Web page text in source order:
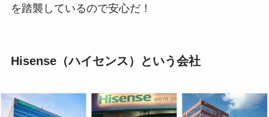
を踏襲しているので安心だ！
Hisense（ハイセンス）という会社